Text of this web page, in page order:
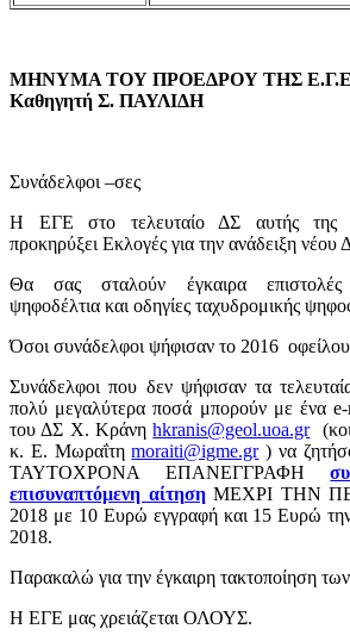
ΜΗΝΥΜΑ ΤΟΥ ΠΡΟΕΔΡΟΥ ΤΗΣ
Καθηγητή Σ. ΠΑΥΛΙΔΗ
Συνάδελφοι –σες
Η ΕΓΕ στο τελευταίο ΔΣ αυτής της
προκηρύξει Εκλογές για την ανάδειξη νέου
Θα σας σταλούν έγκαιρα επιστολές
ψηφοδέλτια και οδηγίες ταχυδρομικής
Όσοι συνάδελφοι ψήφισαν το 2016
Συνάδελφοι που δεν ψήφισαν τα
πολύ μεγαλύτερα ποσά μπορούν με ένα
του ΔΣ Χ. Κράνηhkranis@geol.uoa.gr
κ. Ε. Μωραΐτηmoraiti@igme.gr) να
ΤΑΥΤΟΧΡΟΝΑ ΕΠΑΝΕΓΓΡΑΦΗ
επισυναπτόμενη αίτησηΜΕΧΡΙ ΤΗΝ
2018 με 10 Ευρώ εγγραφή και 15 Ευρώ
2018.
Παρακαλώ για την έγκαιρη τακτοποίηση
Η ΕΓΕ μας χρειάζεται ΟΛΟΥΣ.